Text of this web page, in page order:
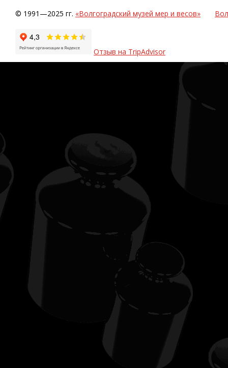
© 1991—2025 гг. «Волгоградский музей мер и весов»
Отзыв на TripAdvisor